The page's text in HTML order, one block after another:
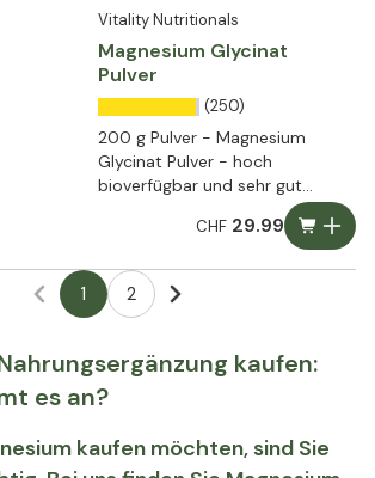
Vitality Nutritionals
Magnesium Glycinat
Pulver
(250)
200 g Pulver - Magnesium
Glycinat Pulver - hoch
bioverfügbar und sehr gut
CHF29.99
1 2
kaufen:
es an?
kaufen möchten, sind Sie